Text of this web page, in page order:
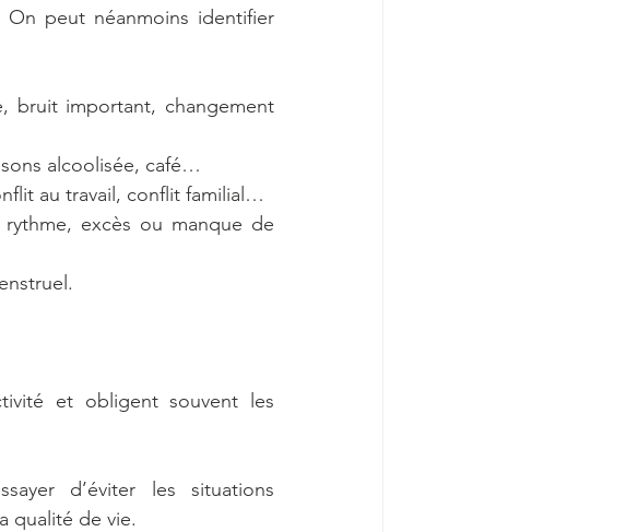
peut néanmoins identifier
bruit important, changement
alcoolisée, café…
au travail, conflit familial…
excès ou manque de
et obligent souvent les
d’éviter les situations
qualité de vie.